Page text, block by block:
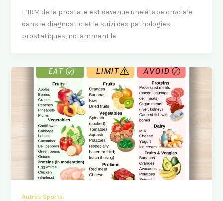
L’IRM de la prostate est devenue une étape cruciale
dans le diagnostic et le suivi des pathologies
prostatiques, notamment le
Autres Sports